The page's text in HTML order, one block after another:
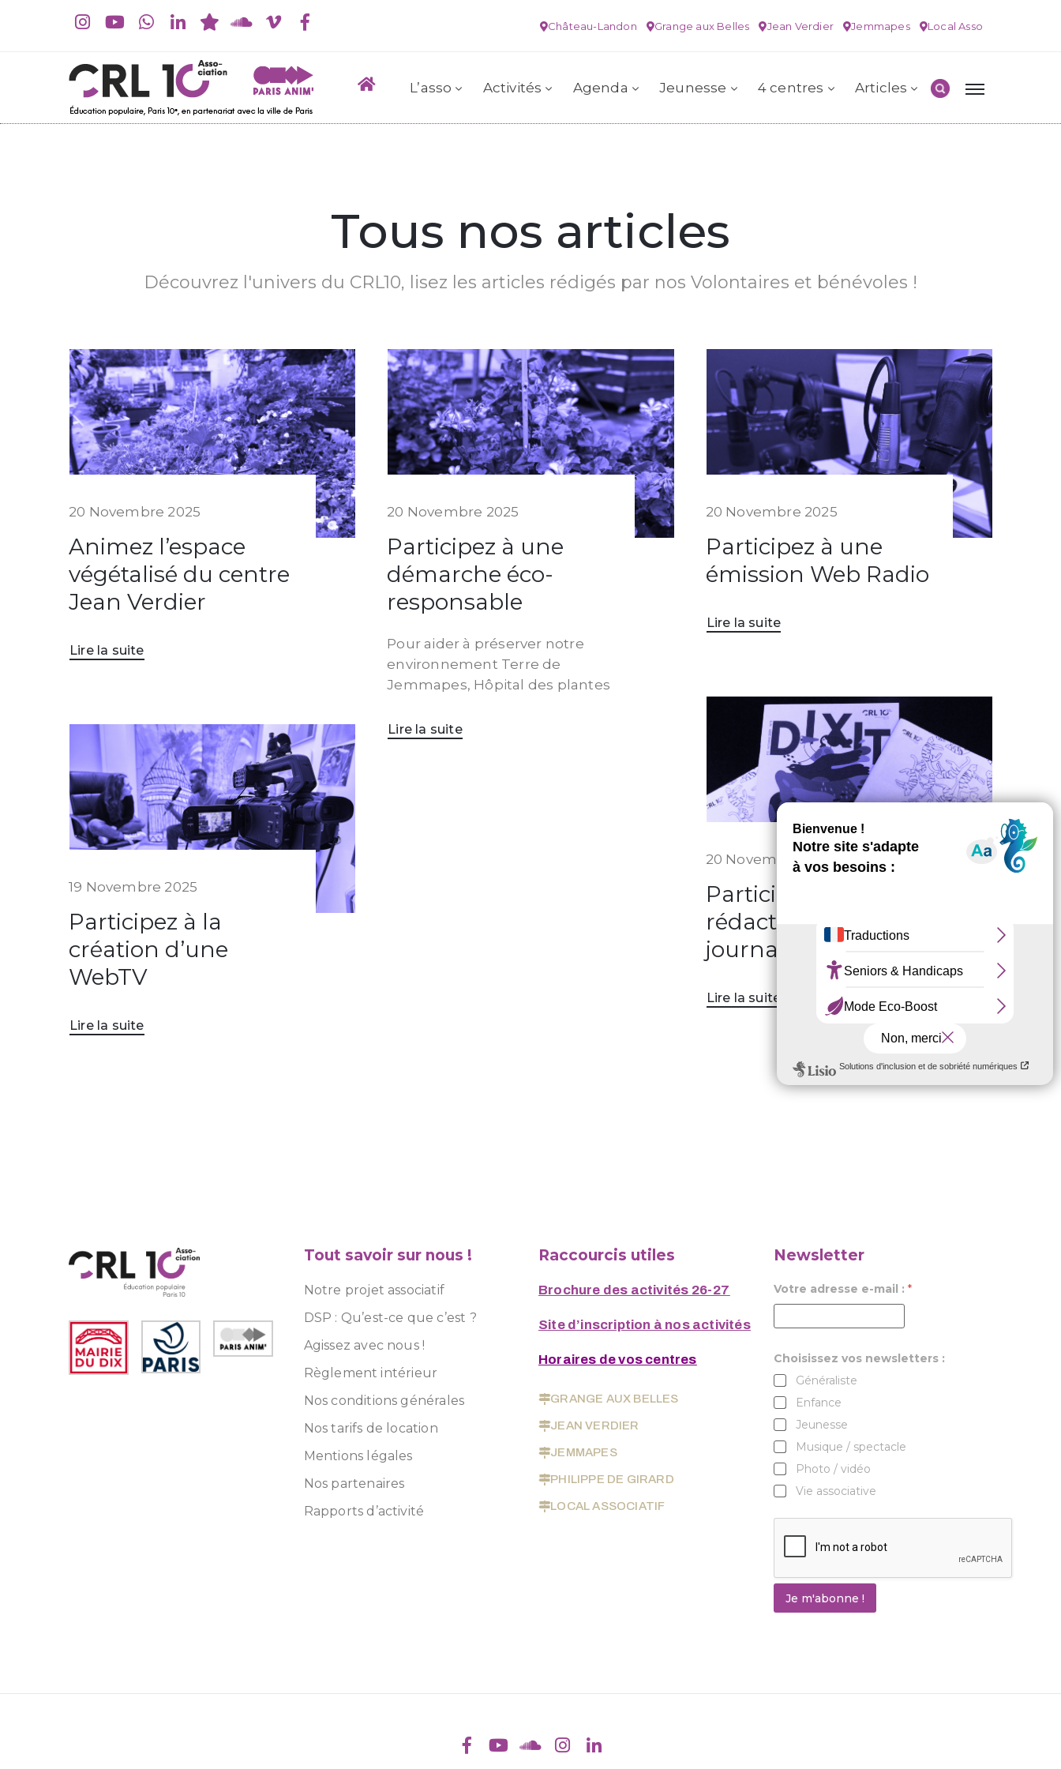
Château-Landon Grange aux Belles Jean Verdier Jemmapes Local Asso
L’asso Activités Agenda Jeunesse 4 centres Articles
Tous nos articles
Découvrez l'univers du CRL10, lisez les articles rédigés par nos Volontaires et bénévoles !
20 Novembre 2025
Animez l’espace
végétalisé du centre
Jean Verdier
Lire la suite
20 Novembre 2025
Participez à une
démarche éco-
responsable
Pour aider à préserver notre
environnement Terre de
Jemmapes, Hôpital des plantes
Lire la suite
20 Novembre 2025
Participez à une
émission Web Radio
Lire la suite
20 Novembre 2025
Participez à la
rédaction d’un
journal associatif
Lire la suite
19 Novembre 2025
Participez à la
création d’une
WebTV
Lire la suite
Tout savoir sur nous !
Notre projet associatif
DSP : Qu’est-ce que c’est ?
Agissez avec nous !
Règlement intérieur
Nos conditions générales
Nos tarifs de location
Mentions légales
Nos partenaires
Rapports d’activité
Raccourcis utiles
Brochure des activités 26-27
Site d’inscription à nos activités
Horaires de vos centres
GRANGE AUX BELLES
JEAN VERDIER
JEMMAPES
PHILIPPE DE GIRARD
LOCAL ASSOCIATIF
Newsletter
Votre adresse e-mail : *
Choisissez vos newsletters :
Généraliste
Enfance
Jeunesse
Musique / spectacle
Photo / vidéo
Vie associative
Je m'abonne !